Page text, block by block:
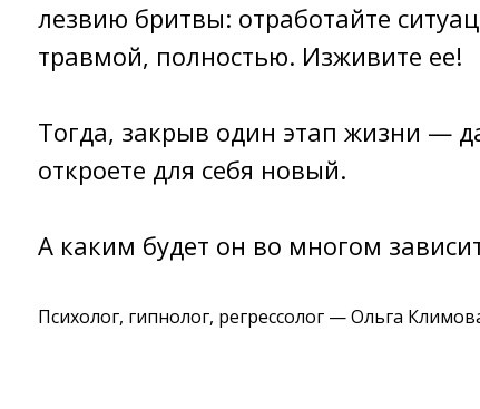
лезвию бритвы: отработайте
травмой, полностью. Изживите ее!
Тогда, закрыв один этап жизни —
откроете для себя новый.
А каким будет он во многом
Психолог, гипнолог, регрессолог — Ольга